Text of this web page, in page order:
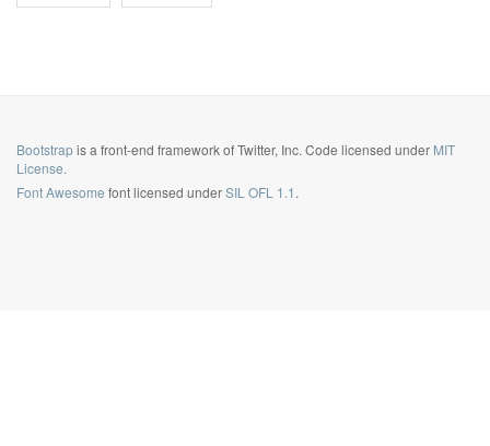
Bootstrapis a front-end framework of Twitter, Inc. Code licensed under MIT
License.
Font Awesome font licensed underSIL OFL 1.1 .